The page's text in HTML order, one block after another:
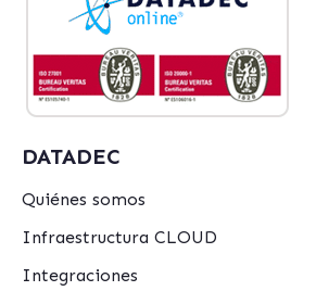
DATADEC
Quiénes somos
Infraestructura CLOUD
Integraciones